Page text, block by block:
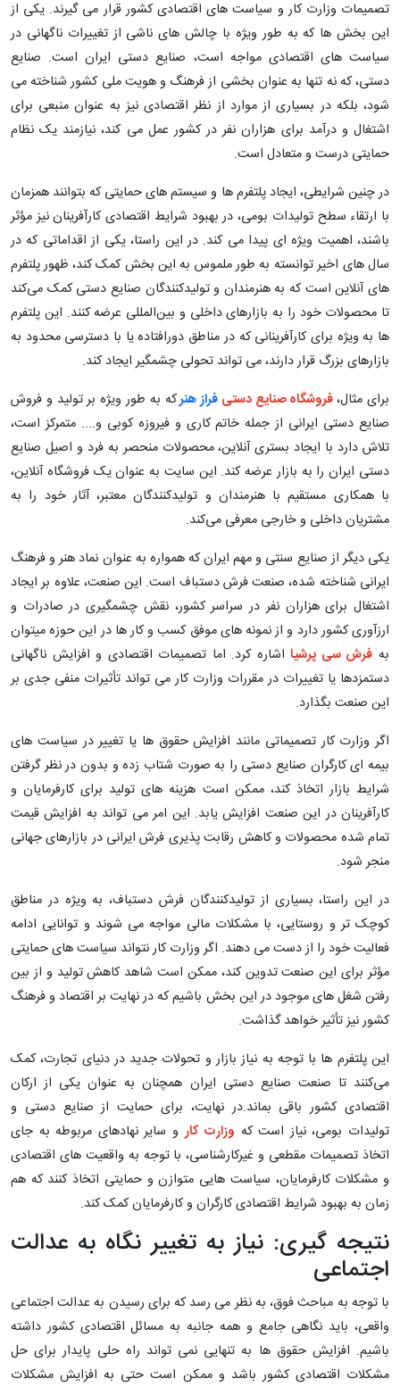
تصمیمات وزارت کار و سیاست ‌های اقتصادی کشور قرار می‌ گیرند. یکی از
این بخش ‌ها که به‌ طور ویژه با چالش ‌های ناشی از تغییرات ناگهانی در
سیاست ‌های اقتصادی مواجه است، صنایع دستی ایران است. صنایع
دستی، که نه تنها به ‌عنوان بخشی از فرهنگ و هویت ملی کشور شناخته می‌
شود، بلکه در بسیاری از موارد از نظر اقتصادی نیز به ‌عنوان منبعی برای
اشتغال و درآمد برای هزاران نفر در کشور عمل می ‌کند، نیازمند یک نظام
حمایتی درست و متعادل است.
در چنین شرایطی، ایجاد پلتفرم ‌ها و سیستم ‌های حمایتی که بتوانند همزمان
با ارتقاء سطح تولیدات بومی، در بهبود شرایط اقتصادی کارآفرینان نیز مؤثر
باشند، اهمیت ویژه ‌ای پیدا می ‌کند. در این راستا، یکی از اقداماتی که در
سال‌ های اخیر توانسته به‌ طور ملموس به این بخش کمک کند، ظهور پلتفرم
‌های آنلاین است که به هنرمندان و تولیدکنندگان صنایع دستی کمک می‌کند
تا محصولات خود را به بازارهای داخلی و بین‌المللی عرضه کنند. این پلتفرم
‌ها به‌ ویژه برای کارآفرینانی که در مناطق دورافتاده یا با دسترسی محدود به
بازارهای بزرگ قرار دارند، می ‌تواند تحولی چشمگیر ایجاد کند.
برای مثال،فروشگاه صنایع دستی فراز هنرکه به‌ طور ویژه بر تولید و فروش
صنایع دستی ایرانی از جمله خاتم کاری و فیروزه کوبی و.... متمرکز است،
تلاش دارد با ایجاد بستری آنلاین، محصولات منحصر به فرد و اصیل صنایع
دستی ایران را به بازار عرضه کند. این سایت به‌ عنوان یک فروشگاه آنلاین،
با همکاری مستقیم با هنرمندان و تولیدکنندگان معتبر، آثار خود را به
مشتریان داخلی و خارجی معرفی می‌کند.
یکی دیگر از صنایع سنتی و مهم ایران که همواره به ‌عنوان نماد هنر و فرهنگ
ایرانی شناخته شده، صنعت فرش دستباف است. این صنعت، علاوه بر ایجاد
اشتغال برای هزاران نفر در سراسر کشور، نقش چشمگیری در صادرات و
ارزآوری کشور دارد و از نمونه های موفق کسب و کار ها در این حوزه میتوان
به فرش سی پرشیا اشاره کرد. اما تصمیمات اقتصادی و افزایش ناگهانی
دستمزدها یا تغییرات در مقررات وزارت کار می ‌تواند تأثیرات منفی جدی بر
این صنعت بگذارد.
اگر وزارت کار تصمیماتی مانند افزایش حقوق ‌ها یا تغییر در سیاست‌ های
بیمه ‌ای کارگران صنایع دستی را به‌ صورت شتاب ‌زده و بدون در نظر گرفتن
شرایط بازار اتخاذ کند، ممکن است هزینه ‌های تولید برای کارفرمایان و
کارآفرینان در این صنعت افزایش یابد. این امر می ‌تواند به افزایش قیمت
تمام ‌شده محصولات و کاهش رقابت ‌پذیری فرش ایرانی در بازارهای جهانی
منجر شود.
در این راستا، بسیاری از تولیدکنندگان فرش دستباف، به‌ ویژه در مناطق
کوچک ‌تر و روستایی، با مشکلات مالی مواجه می ‌شوند و توانایی ادامه
فعالیت خود را از دست می‌ دهند. اگر وزارت کار نتواند سیاست ‌های حمایتی
مؤثر برای این صنعت تدوین کند، ممکن است شاهد کاهش تولید و از بین
رفتن شغل ‌های موجود در این بخش باشیم که در نهایت بر اقتصاد و فرهنگ
کشور نیز تأثیر خواهد گذاشت.
این پلتفرم‌ ها با توجه به نیاز بازار و تحولات جدید در دنیای تجارت، کمک
می‌کنند تا صنعت صنایع دستی ایران همچنان به عنوان یکی از ارکان
اقتصادی کشور باقی بماند.در نهایت، برای حمایت از صنایع دستی و
تولیدات بومی، نیاز است که وزارت کارو سایر نهادهای مربوطه به ‌جای
اتخاذ تصمیمات مقطعی و غیرکارشناسی، با توجه به واقعیت ‌های اقتصادی
و مشکلات کارفرمایان، سیاست ‌هایی متوازن و حمایتی اتخاذ کنند که هم
‌زمان به بهبود شرایط اقتصادی کارگران و کارفرمایان کمک کند.
نتیجه ‌گیری: نیاز به تغییر نگاه به عدالت
اجتماعی
با توجه به مباحث فوق، به نظر می ‌رسد که برای رسیدن به عدالت اجتماعی
واقعی، باید نگاهی جامع و همه ‌جانبه به مسائل اقتصادی کشور داشته
باشیم. افزایش حقوق‌ ها به ‌تنهایی نمی‌ تواند راه‌ حلی پایدار برای حل
مشکلات اقتصادی کشور باشد و ممکن است حتی به افزایش مشکلات